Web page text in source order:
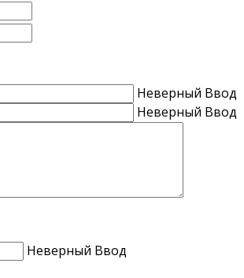
Неверный Ввод
Неверный Ввод
Неверный Ввод